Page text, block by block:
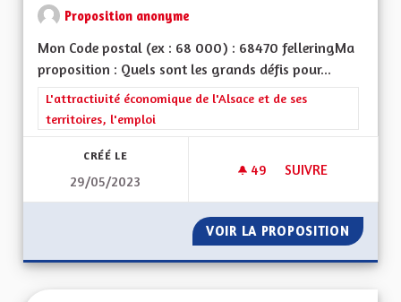
Proposition anonyme
Mon Code postal (ex : 68 000) : 68470 felleringMa
proposition : Quels sont les grands défis pour...
Filtrer les résultats de la catégorie : L'attractivité
L'attractivité économique de l'Alsace et de ses
territoires, l'emploi
CRÉÉ LE
29/05/2023
49 49 ABONNÉS
SUIVRE
VOIR LA PROPOSITION